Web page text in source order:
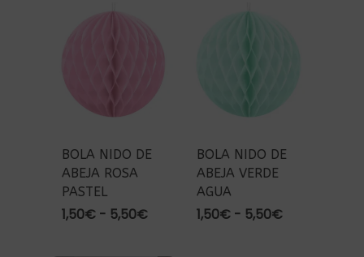
BOLA NIDO DE
ABEJA ROSA
PASTEL
1,50€ - 5,50€Rango
BOLA NIDO DE
ABEJA VERDE
AGUA
1,50€ - 5,50€Rango